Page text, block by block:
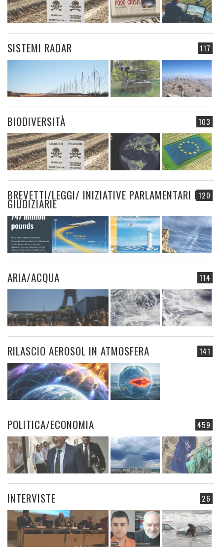
117
SISTEMI RADAR
103
BIODIVERSITÀ
120
BREVETTI/LEGGI/ INIZIATIVE PARLAMENTARI E
GIUDIZIARIE
114
ARIA/ACQUA
141
RILASCIO AEROSOL IN ATMOSFERA
459
POLITICA/ECONOMIA
26
INTERVISTE